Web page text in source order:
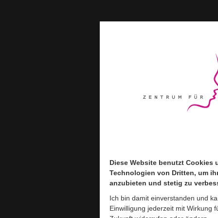
Diese Website benutzt Cookies
Technologien von Dritten, um
anzubieten und stetig zu
Ich bin damit einverstanden und
Einwilligung jederzeit mit Wirkung
Diese Website benutzt Cookies
Technologien von Dritten, um
anzubieten und stetig zu
Ich bin damit einverstanden und
Einwilligung jederzeit mit Wirkung